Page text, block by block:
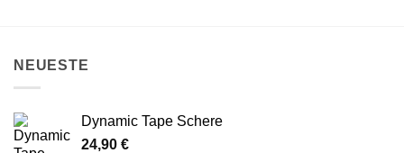
NEUESTE
Dynamic Tape Schere
24,90 €